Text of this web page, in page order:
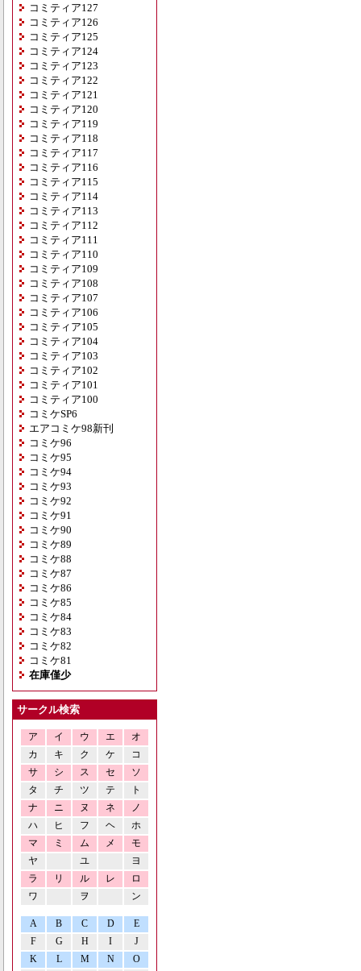
コミティア127
コミティア126
コミティア125
コミティア124
コミティア123
コミティア122
コミティア121
コミティア120
コミティア119
コミティア118
コミティア117
コミティア116
コミティア115
コミティア114
コミティア113
コミティア112
コミティア111
コミティア110
コミティア109
コミティア108
コミティア107
コミティア106
コミティア105
コミティア104
コミティア103
コミティア102
コミティア101
コミティア100
コミケSP6
エアコミケ98新刊
コミケ96
コミケ95
コミケ94
コミケ93
コミケ92
コミケ91
コミケ90
コミケ89
コミケ88
コミケ87
コミケ86
コミケ85
コミケ84
コミケ83
コミケ82
コミケ81
在庫僅少
サークル検索
ア イ ウ エ
オ
カ
キ ク ケ
コ
サ
シ ス セ
ソ
タ
チ ツ テ
ト
ナ
ニ ヌ ネ
ノ
ハ
ヒ フ ヘ
ホ
マ
ミ ム メ
モ
ヤ
ユ
ヨ
ラ
リ ル レ
ロ
ワ
ヲ ン
A B C D
E
F
G H I
J
K
L M N O